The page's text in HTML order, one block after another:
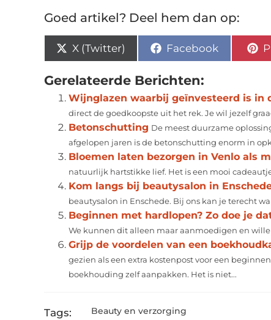
Goed artikel? Deel hem dan op:
X (Twitter) Facebook
Gerelateerde Berichten:
Wijnglazen waarbij geïnvesteerd is in
direct de goedkoopste uit het rek. Je wil jezelf
Betonschutting De meest duurzame
afgelopen jaren is de betonschutting enorm in
Bloemen laten bezorgen in Venlo als
natuurlijk hartstikke lief. Het is een mooi
Kom langs bij beautysalon in
beautysalon in Enschede. Bij ons kan je terecht
Beginnen met hardlopen? Zo doe je
We kunnen dit alleen maar aanmoedigen en
Grijp de voordelen van een
gezien als een extra kostenpost voor een
boekhouding zelf aanpakken. Het is niet...
Tags: Beauty en verzorging